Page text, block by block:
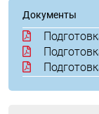
Документы